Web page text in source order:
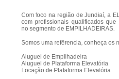
Com foco na região de Jundiaí, a
com profissionais qualificados
no segmento de EMPILHADEIRAS.
Somos uma refêrencia, conheça os
Aluguel de Empilhadeira
Aluguel de Plataforma Elevatória
Locação de Plataforma Elevatória